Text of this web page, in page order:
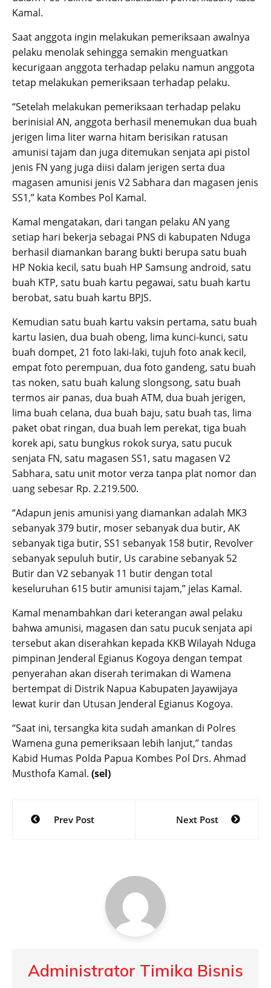
Kamal.
Saat anggota ingin melakukan pemeriksaan awalnya
pelaku menolak sehingga semakin menguatkan
kecurigaan anggota terhadap pelaku namun anggota
tetap melakukan pemeriksaan terhadap pelaku.
“Setelah melakukan pemeriksaan terhadap pelaku
berinisial AN, anggota berhasil menemukan dua buah
jerigen lima liter warna hitam berisikan ratusan
amunisi tajam dan juga ditemukan senjata api pistol
jenis FN yang juga diisi dalam jerigen serta dua
magasen amunisi jenis V2 Sabhara dan magasen jenis
SS1,” kata Kombes Pol Kamal.
Kamal mengatakan, dari tangan pelaku AN yang
setiap hari bekerja sebagai PNS di kabupaten Nduga
berhasil diamankan barang bukti berupa satu buah
HP Nokia kecil, satu buah HP Samsung android, satu
buah KTP, satu buah kartu pegawai, satu buah kartu
berobat, satu buah kartu BPJS.
Kemudian satu buah kartu vaksin pertama, satu buah
kartu lasien, dua buah obeng, lima kunci-kunci, satu
buah dompet, 21 foto laki-laki, tujuh foto anak kecil,
empat foto perempuan, dua foto gandeng, satu buah
tas noken, satu buah kalung slongsong, satu buah
termos air panas, dua buah ATM, dua buah jerigen,
lima buah celana, dua buah baju, satu buah tas, lima
paket obat ringan, dua buah lem perekat, tiga buah
korek api, satu bungkus rokok surya, satu pucuk
senjata FN, satu magasen SS1, satu magasen V2
Sabhara, satu unit motor verza tanpa plat nomor dan
uang sebesar Rp. 2.219.500.
“Adapun jenis amunisi yang diamankan adalah MK3
sebanyak 379 butir, moser sebanyak dua butir, AK
sebanyak tiga butir, SS1 sebanyak 158 butir, Revolver
sebanyak sepuluh butir, Us carabine sebanyak 52
Butir dan V2 sebanyak 11 butir dengan total
keseluruhan 615 butir amunisi tajam,” jelas Kamal.
Kamal menambahkan dari keterangan awal pelaku
bahwa amunisi, magasen dan satu pucuk senjata api
tersebut akan diserahkan kepada KKB Wilayah Nduga
pimpinan Jenderal Egianus Kogoya dengan tempat
penyerahan akan diserah terimakan di Wamena
bertempat di Distrik Napua Kabupaten Jayawijaya
lewat kurir dan Utusan Jenderal Egianus Kogoya.
“Saat ini, tersangka kita sudah amankan di Polres
Wamena guna pemeriksaan lebih lanjut,” tandas
Kabid Humas Polda Papua Kombes Pol Drs. Ahmad
Musthofa Kamal. (sel)
Post
navigation
Prev Post Next Post
Administrator Timika Bisnis